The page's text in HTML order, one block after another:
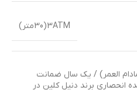
3ATM(30متر)
العمر) / یک سال ضمانت
انحصاری برند دنیل کلین در